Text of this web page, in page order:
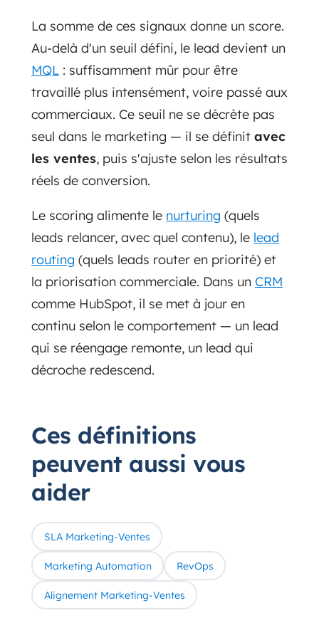
La somme de ces signaux donne un score.
Au-delà d'un seuil défini, le lead devient un
MQL : suffisamment mûr pour être
travaillé plus intensément, voire passé aux
commerciaux. Ce seuil ne se décrète pas
seul dans le marketing — il se définit avec
les ventes, puis s'ajuste selon les résultats
réels de conversion.
Le scoring alimente le nurturing (quels
leads relancer, avec quel contenu), le lead
routing (quels leads router en priorité) et
la priorisation commerciale. Dans un CRM
comme HubSpot, il se met à jour en
continu selon le comportement — un lead
qui se réengage remonte, un lead qui
décroche redescend.
Ces définitions
peuvent aussi vous
aider
SLA Marketing-Ventes
Marketing Automation RevOps
Alignement Marketing-Ventes